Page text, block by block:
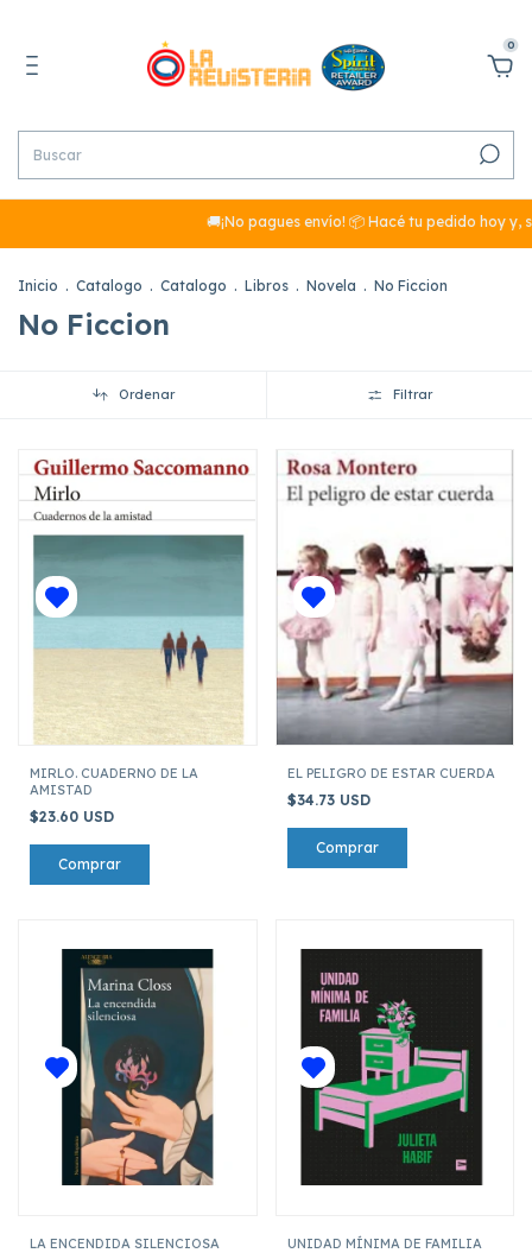
0
🚚¡No pagues envío! 📦 Hacé tu pedido hoy y,
Inicio . Catalogo . Catalogo . Libros . Novela . No Ficcion
No Ficcion
Ordenar Filtrar
MIRLO. CUADERNO DE LA
AMISTAD
$23.60 USD
EL PELIGRO DE ESTAR CUERDA
$34.73 USD
LA ENCENDIDA SILENCIOSA UNIDAD MÍNIMA DE FAMILIA